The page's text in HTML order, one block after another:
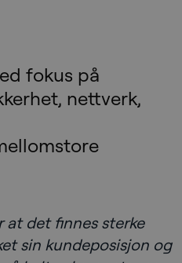
fokus på
nettverk,
at det finnes sterke
sin kundeposisjon og